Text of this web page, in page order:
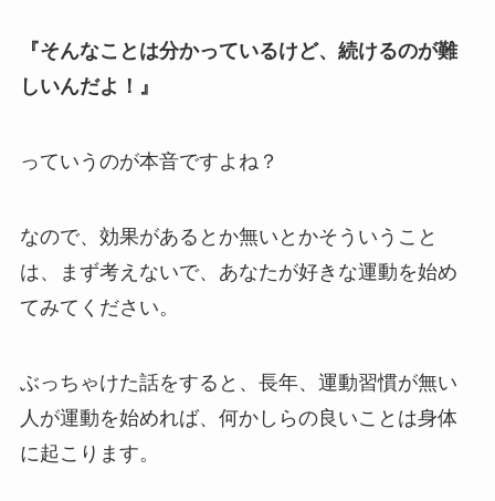
『そんなことは分かっているけど、続けるのが難
しいんだよ！』
っていうのが本音ですよね？
なので、効果があるとか無いとかそういうこと
は、まず考えないで、あなたが好きな運動を始め
てみてください。
ぶっちゃけた話をすると、長年、運動習慣が無い
人が運動を始めれば、何かしらの良いことは身体
に起こります。